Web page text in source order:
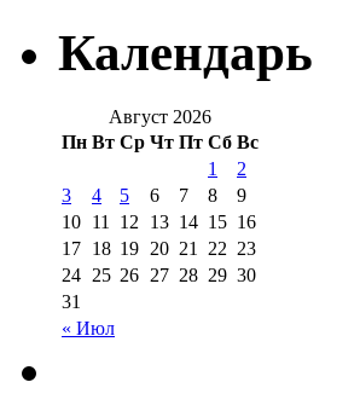
Календарь
Август 2026
Пн Вт Ср Чт Пт Сб Вс
« Июл
1
2
3
4 5 6 7 8
9
10 11 12 13 14 15 16
17 18 19 20 21 22 23
24 25 26 27 28 29 30
31